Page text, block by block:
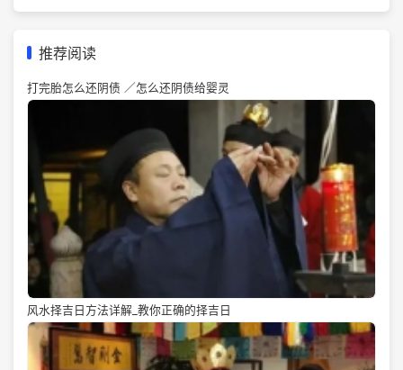
推荐阅读
打完胎怎么还阴债 ／怎么还阴债给婴灵
风水择吉日方法详解_教你正确的择吉日